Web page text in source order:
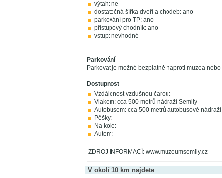
výtah: ne
dostatečná šířka dveří a chodeb: ano
parkování pro TP: ano
přístupový chodník: ano
vstup: nevhodné
Parkování
Parkovat je možné bezplatně naproti muzea
Dostupnost
Vzdálenost vzdušnou čarou:
Vlakem: cca 500 metrů nádraží Semily
Autobusem: cca 500 metrů autobusové nádraží
Pěšky:
Na kole:
Autem:
ZDROJ INFORMACÍ: www.muzeumsemily.cz
V okolí 10 km najdete